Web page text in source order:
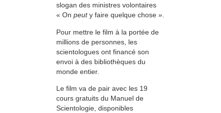
slogan des ministres volontaires
« On peuty faire quelque chose ».
Pour mettre le film à la portée de
millions de personnes, les
scientologues ont financé son
envoi à des bibliothèques du
monde entier.
Le film va de pair avec les 19
cours gratuits du Manuel de
Scientologie, disponibles